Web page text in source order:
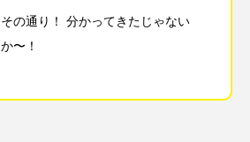
その通り！ 分かってきたじゃない
か〜！